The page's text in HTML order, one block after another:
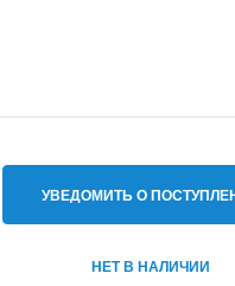
УВЕДОМИТЬ О
НЕТ В НАЛИЧИИ